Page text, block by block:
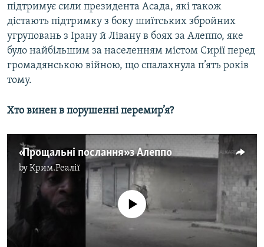
підтримує сили президента Асада, які також
дістають підтримку з боку шиїтських збройних
угруповань з Ірану й Лівану в боях за Алеппо, яке
було найбільшим за населенням містом Сирії перед
громадянською війною, що спалахнула п’ять років
тому.
Хто винен в порушенні перемир’я?
«Прощальні послання» з Алеппо
byКрим.Реалії
No media source currently available